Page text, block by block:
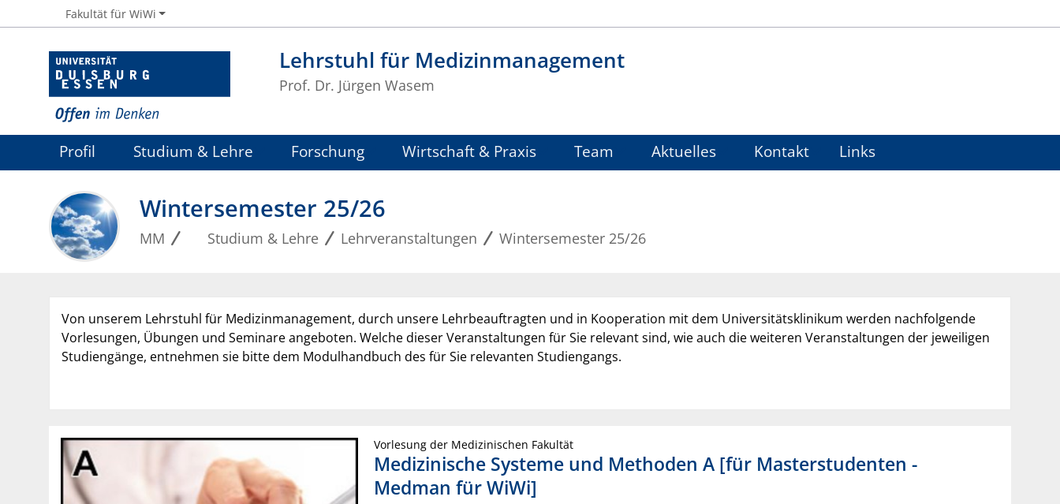
Lehrstuhl für Medizinmanagement
Prof. Dr. Jürgen Wasem
Fakultät für WiWi
Profil Studium & Lehre Forschung Wirtschaft & Praxis Team Aktuelles Kontakt Links
Wintersemester 25/26
MM Studium & Lehre Lehrveranstaltungen Wintersemester 25/26
Von unserem Lehrstuhl für Medizinmanagement, durch unsere Lehrbeauftragten und in Kooperation mit dem Universitätsklinikum werden nachfolgende
Vorlesungen, Übungen und Seminare angeboten. Welche dieser Veranstaltungen für Sie relevant sind, wie auch die weiteren Veranstaltungen der jeweiligen
Studiengänge, entnehmen sie bitte dem Modulhandbuch des für Sie relevanten Studiengangs.
Vorlesung der Medizinischen Fakultät
Medizinische Systeme und Methoden A [für Masterstudenten -
Medman für WiWi]